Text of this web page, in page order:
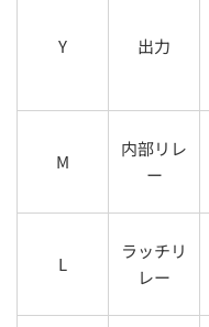
Y 出力
M
内部リレ
ー
L
ラッチリ
レー